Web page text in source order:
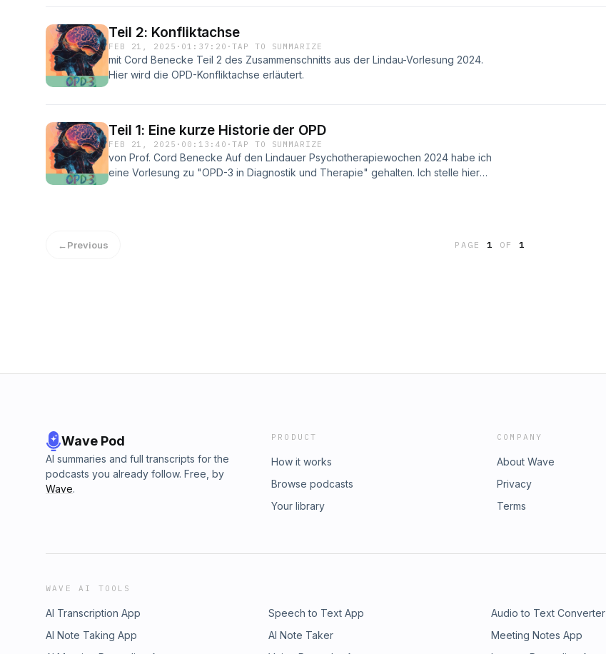
Teil 2: Konfliktachse
FEB 21, 2025 · 01:37:20 ·TAP TO SUMMARIZE
mit Cord Benecke Teil 2 des Zusammenschnitts aus der Lindau-Vorlesung 2024.
Hier wird die OPD-Konfliktachse erläutert.
Teil 1: Eine kurze Historie der OPD
FEB 21, 2025 · 00:13:40 ·TAP TO SUMMARIZE
von Prof. Cord Benecke Auf den Lindauer Psychotherapiewochen 2024 habe ich
eine Vorlesung zu "OPD-3 in Diagnostik und Therapie" gehalten. Ich stelle hier
←Previous PAGE1 OF 1
Wave Pod
AI summaries and full transcripts for the
podcasts you already follow. Free, by
Wave.
PRODUCT
How it works
Browse podcasts
Your library
COMPANY
About Wave
Privacy
Terms
WAVE AI TOOLS
AI Transcription App Speech to Text App Audio to Text Converter
AI Note Taking App
AI Note Taker Meeting Notes App